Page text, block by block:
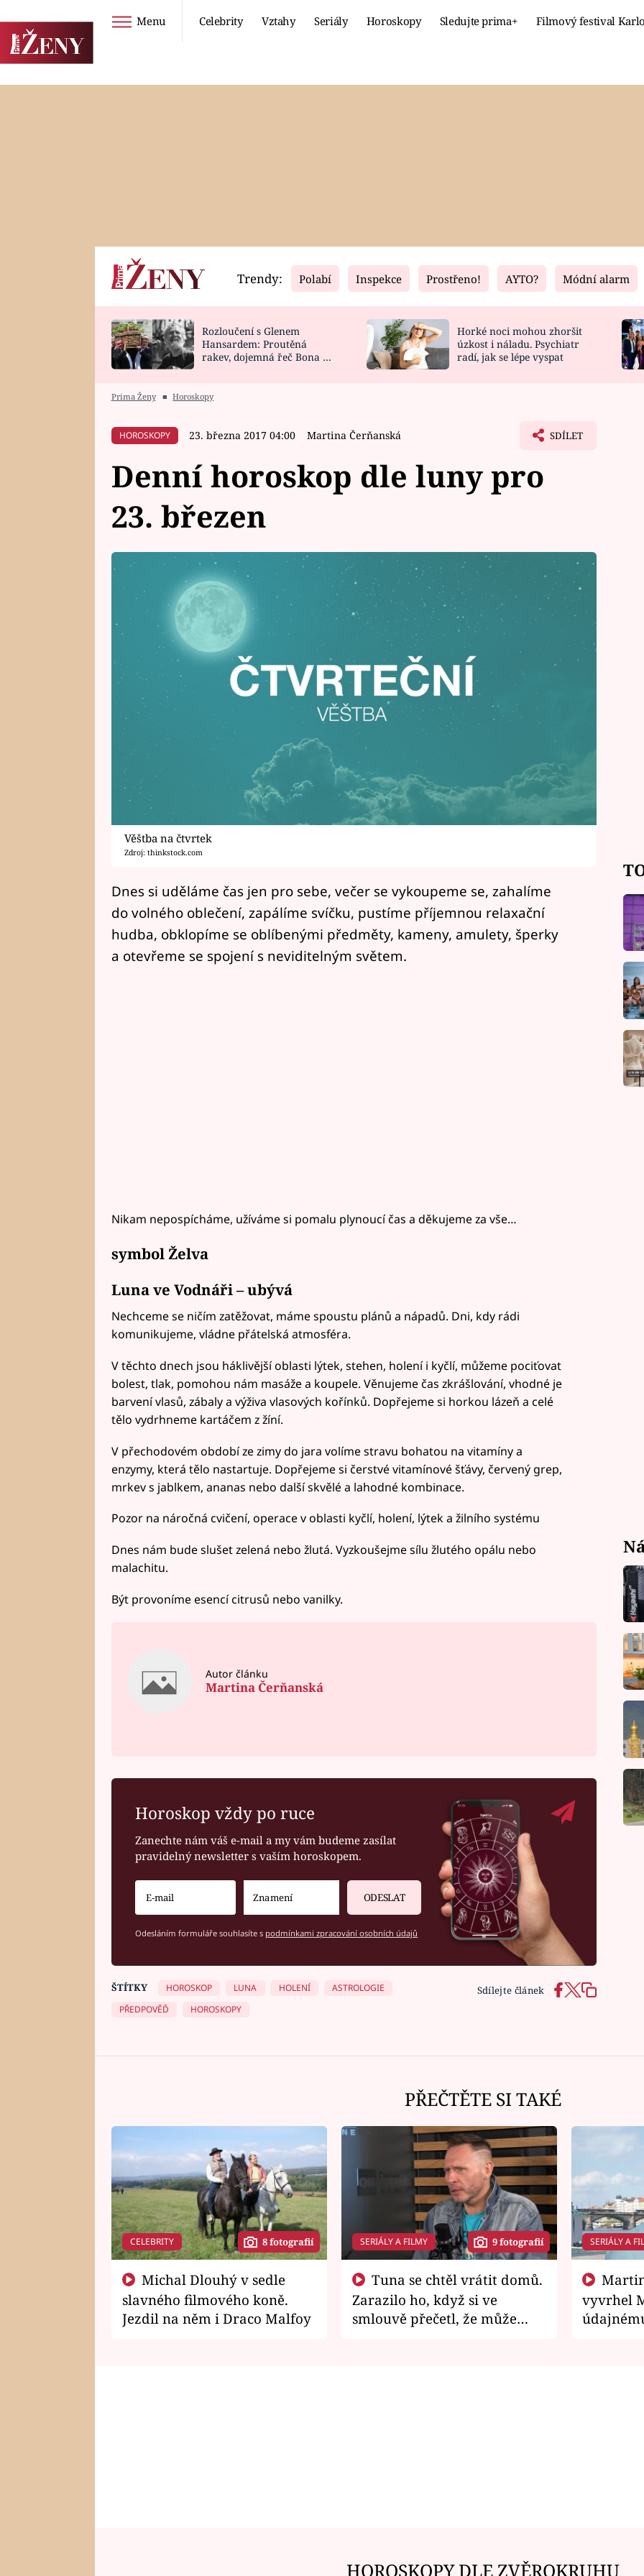
Menu Celebrity Vztahy Seriály Horoskopy Sledujte prima+ Filmový festival
Horoskopy
HOROSKOP NA
Video
CELEBRITY
VAŘENÍ
Fresh
NOVINKY
VIDEORECEPTY
Living
ZAHRADA
DESIGN
Trendy: Polabí Inspekce Prostřeno! AYTO? Módní alarm
Rozloučení s Glenem
Hansardem: Proutěná
rakev, dojemná řeč Bona a
Horké noci mohou zhoršit
úzkost i náladu. Psychiatr
radí, jak se lépe vyspat
Prima Ženy ■ Horoskopy
HOROSKOPY 23. března 2017 04:00 Martina Čerňanská SDÍLET
Denní horoskop dle luny pro
23. březen
Věštba na čtvrtek
Zdroj: thinkstock.com
Dnes si uděláme čas jen pro sebe, večer se vykoupeme se, zahalíme
do volného oblečení, zapálíme svíčku, pustíme příjemnou relaxační
hudba, obklopíme se oblíbenými předměty, kameny, amulety, šperky
a otevřeme se spojení s neviditelným světem.
Nikam nepospícháme, užíváme si pomalu plynoucí čas a děkujeme za vše…
symbol Želva
Luna ve Vodnáři – ubývá
Nechceme se ničím zatěžovat, máme spoustu plánů a nápadů. Dni, kdy rádi
komunikujeme, vládne přátelská atmosféra.
V těchto dnech jsou háklivější oblasti lýtek, stehen, holení i kyčlí, můžeme pociťovat
bolest, tlak, pomohou nám masáže a koupele. Věnujeme čas zkrášlování, vhodné je
barvení vlasů, zábaly a výživa vlasových kořínků. Dopřejeme si horkou lázeň a celé
tělo vydrhneme kartáčem z žíní.
V přechodovém období ze zimy do jara volíme stravu bohatou na vitamíny a
enzymy, která tělo nastartuje. Dopřejeme si čerstvé vitamínové šťávy, červený grep,
mrkev s jablkem, ananas nebo další skvělé a lahodné kombinace.
Pozor na náročná cvičení, operace v oblasti kyčlí, holení, lýtek a žilního systému
Dnes nám bude slušet zelená nebo žlutá. Vyzkoušejme sílu žlutého opálu nebo
malachitu.
Být provoníme esencí citrusů nebo vanilky.
Autor článku
Martina Čerňanská
Horoskop vždy po ruce
Zanechte nám váš e-mail a my vám budeme zasílat
pravidelný newsletter s vaším horoskopem.
ODESLAT
Odesláním formuláře souhlasíte s podmínkami zpracování osobních údajů
Sdílejte článek
ŠTÍTKY HOROSKOP LUNA HOLENÍ
ASTROLOGIE
PŘEDPOVĚĎ
HOROSKOPY
PŘEČTĚTE SI TAKÉ
CELEBRITY 8 fotografií
slavného filmového koně.
Jezdil na něm i Draco Malfoy
SERIÁLY A FILMY 9 fotografií
Zarazilo ho, když si ve
smlouvě přečetl, že může
SERIÁLY A
vyvrhel
HOROSKOPY DLE ZVĚROKRUHU